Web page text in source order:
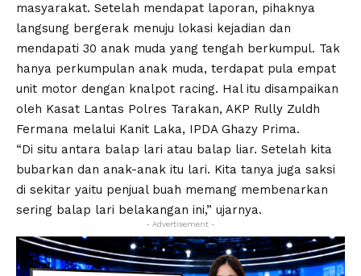
masyarakat. Setelah mendapat laporan, pihaknya
langsung bergerak menuju lokasi kejadian dan
mendapati 30 anak muda yang tengah berkumpul. Tak
hanya perkumpulan anak muda, terdapat pula empat
unit motor dengan knalpot racing. Hal itu disampaikan
oleh Kasat Lantas Polres Tarakan, AKP Rully Zuldh
Fermana melalui Kanit Laka, IPDA Ghazy Prima.
“Di situ antara balap lari atau balap liar. Setelah kita
bubarkan dan anak-anak itu lari. Kita tanya juga saksi
di sekitar yaitu penjual buah memang membenarkan
sering balap lari belakangan ini,” ujarnya.
- Advertisement -